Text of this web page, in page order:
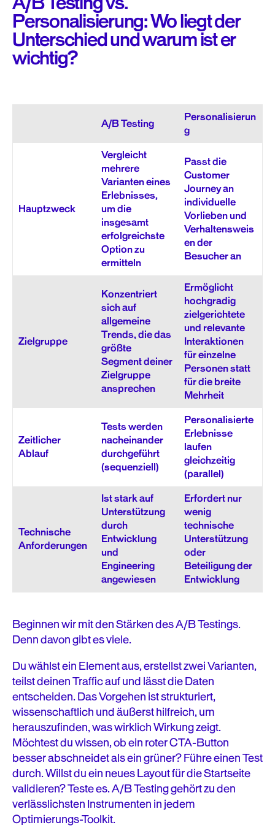
Personalisierung: Wo liegt der
Unterschied und warum ist er
wichtig?
A/B Testing
Personalisierun
g
Hauptzweck
Vergleicht
mehrere
Varianten eines
Erlebnisses,
um die
insgesamt
erfolgreichste
Option zu
ermitteln
Passt die
Customer
Journey an
individuelle
Vorlieben und
Verhaltensweis
en der
Besucher an
Zielgruppe
Konzentriert
sich auf
allgemeine
Trends, die das
größte
Segment deiner
Zielgruppe
ansprechen
Ermöglicht
hochgradig
zielgerichtete
und relevante
Interaktionen
für einzelne
Personen statt
für die breite
Mehrheit
Zeitlicher
Ablauf
Tests werden
nacheinander
durchgeführt
(sequenziell)
Personalisierte
Erlebnisse
laufen
gleichzeitig
(parallel)
Technische
Anforderungen
Ist stark auf
Unterstützung
durch
Entwicklung
und
Engineering
angewiesen
Erfordert nur
wenig
technische
Unterstützung
oder
Beteiligung der
Entwicklung
Beginnen wir mit den Stärken des A/B Testings.
Denn davon gibt es viele.
Du wählst ein Element aus, erstellst zwei Varianten,
teilst deinen Traffic auf und lässt die Daten
entscheiden. Das Vorgehen ist strukturiert,
wissenschaftlich und äußerst hilfreich, um
herauszufinden, was wirklich Wirkung zeigt.
Möchtest du wissen, ob ein roter CTA-Button
besser abschneidet als ein grüner? Führe einen Test
durch. Willst du ein neues Layout für die Startseite
validieren? Teste es. A/B Testing gehört zu den
verlässlichsten Instrumenten in jedem
Optimierungs-Toolkit.